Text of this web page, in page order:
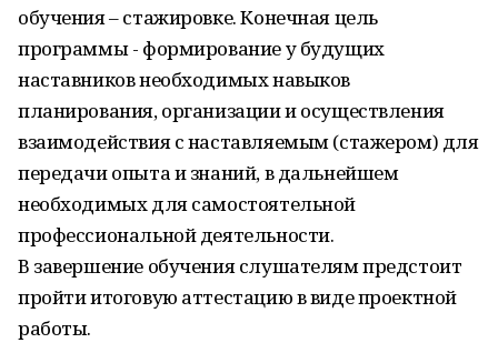
обучения – стажировке. Конечная цель
программы - формирование у будущих
наставников необходимых навыков
планирования, организации и осуществления
взаимодействия с наставляемым (стажером) для
передачи опыта и знаний, в дальнейшем
необходимых для самостоятельной
профессиональной деятельности.
В завершение обучения слушателям предстоит
пройти итоговую аттестацию в виде проектной
работы.